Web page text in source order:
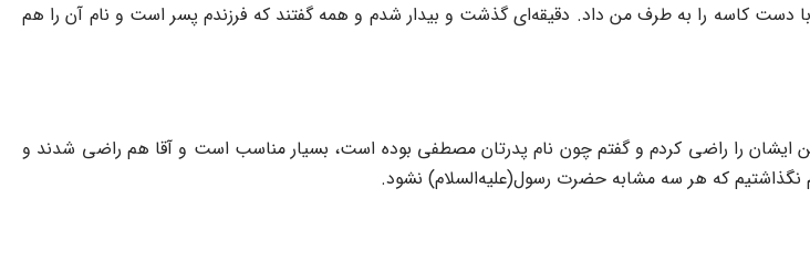
دست کاسه را به طرف من داد. دقیقه‌ای گذشت و بیدار شدم و همه گفتند که فرزندم پسر است و نام آن را هم
را راضی کردم و گفتم چون نام پدرتان مصطفی بوده است، بسیار مناسب است و آقا هم راضی شدند و
نگذاشتیم که هر سه مشابه حضرت رسول(علیه‌السلام) نشود.